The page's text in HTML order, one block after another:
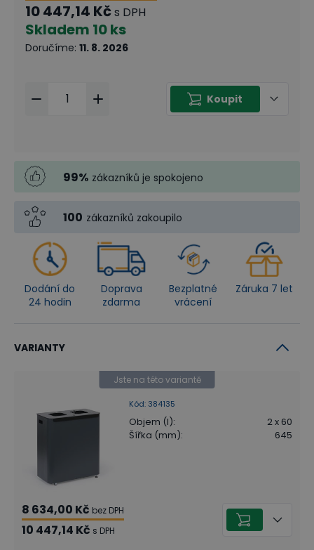
10 447,14 Kčs DPH
Skladem 10 ks
Doručíme: 11. 8. 2026
Koupit
99% zákazníků je spokojeno
100 zákazníků zakoupilo
Dodání do
24 hodin
Doprava
zdarma
Bezplatné
vrácení
Záruka 7 let
VARIANTY
Kód: 384135
Jste na této variantě
Objem (l):
2 x 60
Šířka (mm): 645
8 634,00 Kč bez DPH
10 447,14 Kč s DPH